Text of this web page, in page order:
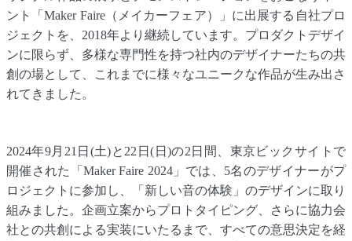
ント「Maker Faire（メイカーフェア）」に出展する自社プロ
ジェクトを、2018年より継続しています。プロダクトデザイ
ンに限らず、多様な専門性を持つ社内のデザイナーたちの共
創の場として、これまでに様々なユニークな作品が生み出さ
れてきました。
2024年9月21日(土)と22日(日)の2日間、東京ビックサイトで
開催された「Maker Faire 2024」では、5名のデザイナーがプ
ロジェクトに参加し、「新しい音の体験」のデザインに取り
組みました。企画立案からプロトタイピング、さらに協力会
社との共創による実装にいたるまで、すべての意思決定を経